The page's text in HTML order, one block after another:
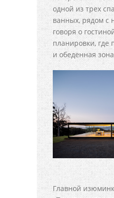
одной из трех
ванных, рядом с
говоря о
планировки, где
и обеденная
Главной